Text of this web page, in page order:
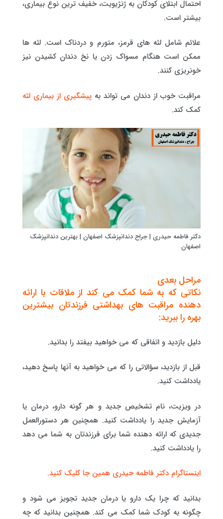
احتمال ابتلای کودکان به ژنژیویت، خفیف ترین نوع بیماری،
بیشتر است.
علائم شامل لثه های قرمز، متورم و دردناک است. لثه ها
ممکن است هنگام مسواک زدن یا نخ دندان کشیدن نیز
خونریزی کنند.
مراقبت خوب از دندان می تواند به پیشگیری از بیماری لثه
کمک کند.
دکتر فاطمه حیدری | جراح دندانپزشک اصفهان | بهترین دندانپزشک
اصفهان
مراحل بعدی
نکاتی که به شما کمک می کند از ملاقات با ارائه
دهنده مراقبت های بهداشتی فرزندتان بیشترین
بهره را ببرید:
دلیل بازدید و اتفاقی که می خواهید بیفتد را بدانید.
قبل از بازدید، سؤالاتی را که می خواهید به آنها پاسخ دهید،
یادداشت کنید.
در ویزیت، نام تشخیص جدید و هر گونه دارو، درمان یا
آزمایش جدید را یادداشت کنید. همچنین هر دستورالعمل
جدیدی که ارائه دهنده شما برای فرزندتان به شما می دهد
را یادداشت کنید.
اینستاگرام دکتر فاطمه حیدری همین جا کلیک کنید.
بدانید که چرا یک دارو یا درمان جدید تجویز می شود و
چگونه به کودک شما کمک می کند. همچنین بدانید که چه